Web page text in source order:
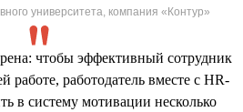
университета, компания «Контур»
чтобы эффективный сотрудник
работе, работодатель вместе с HR-
в систему мотивации несколько